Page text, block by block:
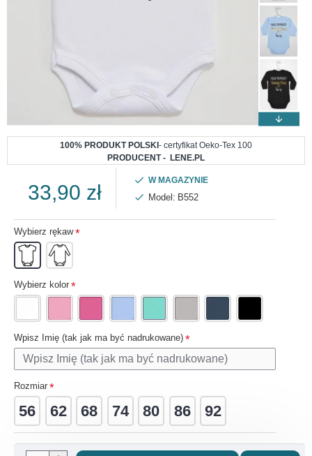
100% PRODUKT POLSKI - certyfikat Oeko-Tex 100
PRODUCENT - LENE.PL
33,90 zł
W MAGAZYNIE
Model: B552
Wybierz rękaw
Wybierz kolor
Wpisz Imię (tak jak ma być nadrukowane)
Rozmiar
56 62 68 74 80 86 92